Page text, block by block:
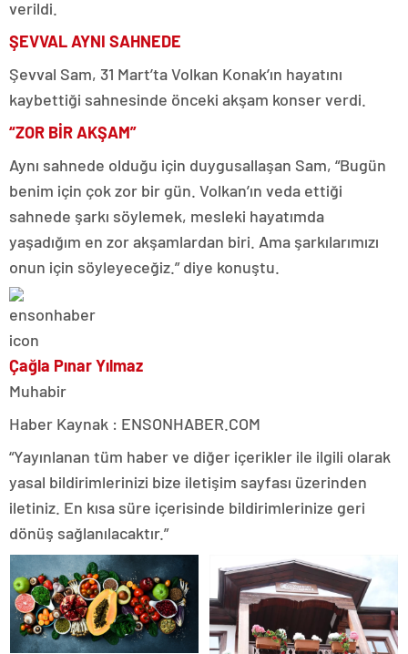
verildi.
ŞEVVAL AYNI SAHNEDE
Şevval Sam, 31 Mart’ta Volkan Konak’ın hayatını
kaybettiği sahnesinde önceki akşam konser verdi.
“ZOR BİR AKŞAM”
Aynı sahnede olduğu için duygusallaşan Sam, “Bugün
benim için çok zor bir gün. Volkan’ın veda ettiği
sahnede şarkı söylemek, mesleki hayatımda
yaşadığım en zor akşamlardan biri. Ama şarkılarımızı
onun için söyleyeceğiz.” diye konuştu.
Çağla Pınar Yılmaz
Muhabir
Haber Kaynak : ENSONHABER.COM
“Yayınlanan tüm haber ve diğer içerikler ile ilgili olarak
yasal bildirimlerinizi bize iletişim sayfası üzerinden
iletiniz. En kısa süre içerisinde bildirimlerinize geri
dönüş sağlanılacaktır.”